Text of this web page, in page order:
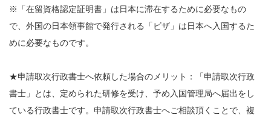
※「在留資格認定証明書」は日本に滞在するために必要なもの
で、外国の日本領事館で発行される「ビザ」は日本へ入国するた
めに必要なものです。
★申請取次行政書士へ依頼した場合のメリット：「申請取次行政
書士」とは、定められた研修を受け、予め入国管理局へ届出をし
ている行政書士です。申請取次行政書士へご相談頂くことで、複